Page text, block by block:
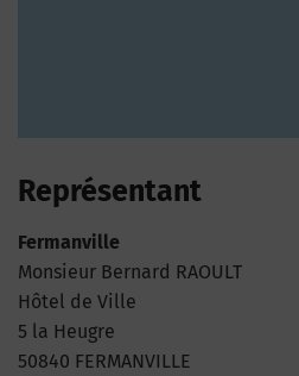
Représentant
Fermanville
Monsieur Bernard RAOULT
Hôtel de Ville
5 la Heugre
50840 FERMANVILLE